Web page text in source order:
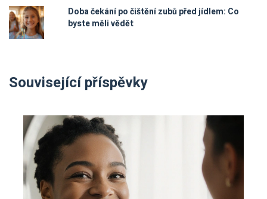
Doba čekání po čištění zubů před jídlem: Co
byste měli vědět
Související příspěvky